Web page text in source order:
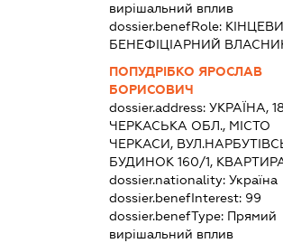
вирішальний вплив
dossier.benefRole:
БЕНЕФІЦІАРНИЙ
ПОПУДРІБКО ЯРОСЛАВ
БОРИСОВИЧ
dossier.address:УКРАЇНА,
ЧЕРКАСЬКА ОБЛ., МІСТО
ЧЕРКАСИ,
БУДИНОК 160/1,
dossier.nationality:Україна
dossier.benefInterest: 99
dossier.benefType: Прямий
вирішальний вплив